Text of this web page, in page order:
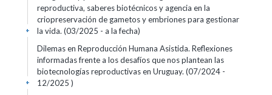
reproductiva, saberes biotécnicos y agencia en la
criopreservación de gametos y embriones para gestionar
la vida. (03/2025 - a la fecha)
+
Dilemas en Reproducción Humana Asistida. Reflexiones
informadas frente a los desafíos que nos plantean las
biotecnologías reproductivas en Uruguay. (07/2024 -
12/2025 )
+